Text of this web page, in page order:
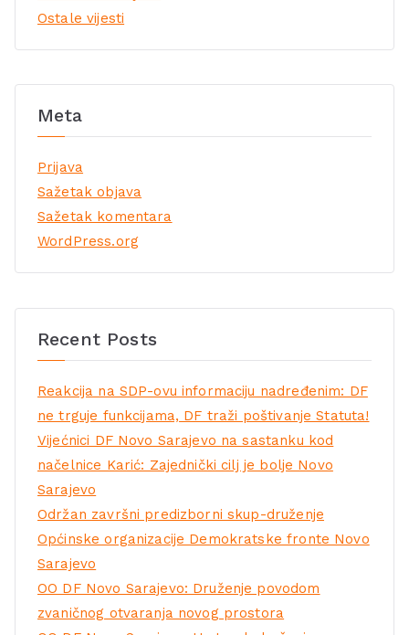
Ostale vijesti
Meta
Prijava
Sažetak objava
Sažetak komentara
WordPress.org
Recent Posts
Reakcija na SDP-ovu informaciju nadređenim: DF
ne trguje funkcijama, DF traži poštivanje Statuta!
Vijećnici DF Novo Sarajevo na sastanku kod
načelnice Karić: Zajednički cilj je bolje Novo
Sarajevo
Održan završni predizborni skup-druženje
Općinske organizacije Demokratske fronte Novo
Sarajevo
OO DF Novo Sarajevo: Druženje povodom
zvaničnog otvaranja novog prostora